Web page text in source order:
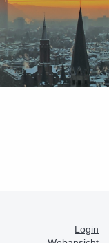
Login